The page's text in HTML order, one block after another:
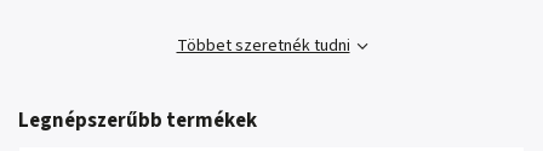
Többet szeretnék tudni
Legnépszerűbb termékek